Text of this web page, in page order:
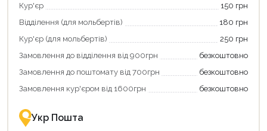
щоб
зекономити
та
отримати
додаткові
переваги!
картою
єКнига
–
зручно
та
«Національний
кешбек»
та
отримуйте
вигідне
повернення
Економте
більше
разом
державною
підтримкою!
Кур'єр
150 грн
Відділення (для мольбертів)
180 грн
Кур'єр (для мольбертів)
250 грн
Замовлення до відділення від 900грн
безкоштовно
Замовлення до поштомату від 700грн
безкоштовно
Замовлення кур'єром від 1600грн
безкоштовно
Укр Пошта